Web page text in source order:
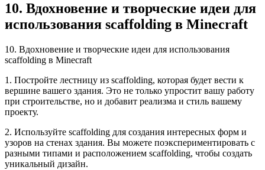
10. Вдохновение и творческие идеи для
использования scaffolding в Minecraft
10. Вдохновение и творческие идеи для использования
scaffolding в Minecraft
1. Постройте лестницу из scaffolding, которая будет вести к
вершине вашего здания. Это не только упростит вашу работу
при строительстве, но и добавит реализма и стиль вашему
проекту.
2. Используйте scaffolding для создания интересных форм и
узоров на стенах здания. Вы можете поэкспериментировать с
разными типами и расположением scaffolding, чтобы создать
уникальный дизайн.